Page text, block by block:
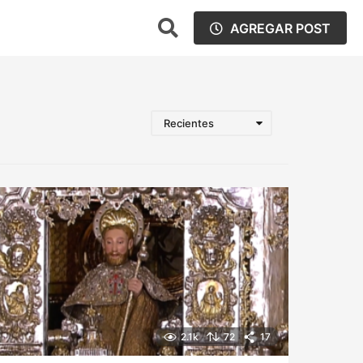
AGREGAR POST
Recientes
2.1k 72 17